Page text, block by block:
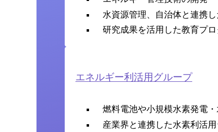
水資源管理、自治体と連携
研究成果を活用した教育プ
エネルギー利活用グループ
燃料電池や小規模水素発電
産業界と連携した水素利活